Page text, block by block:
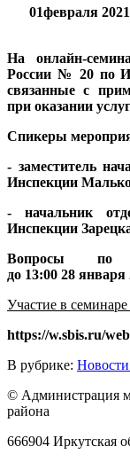
01февраля
На онлайн-
России № 20 по
связанные с
при оказании
Спикеры
- заместитель
Инспекции
- начальник
Инспекции
Вопросы по
до 13:00 28 января
Участие в
https://w.sbis.ru/
В рубрике:
© Администрация
района
666904 Иркутская